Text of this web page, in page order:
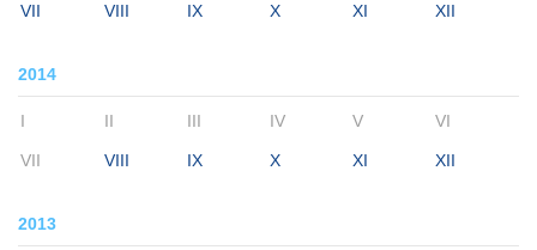
VII VIII IX X XI XII
2014
I II III IV V VI
VII VIII IX X XI XII
2013